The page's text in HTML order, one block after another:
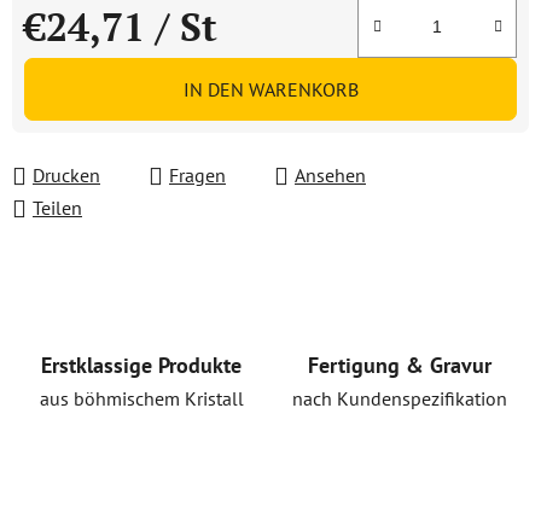
€24,71 / St
Verkaufspreis:
IN DEN WARENKORB
Drucken Fragen
Ansehen
Teilen
Erstklassige Produkte
aus böhmischem Kristall
Fertigung & Gravur
nach Kundenspezifikation